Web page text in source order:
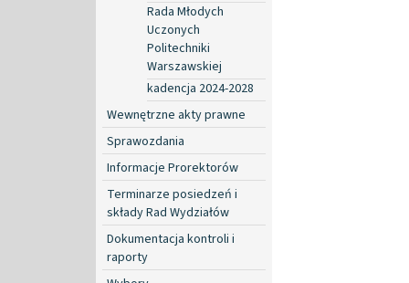
Rada Młodych
Uczonych
Politechniki
Warszawskiej
kadencja 2024-2028
Wewnętrzne akty prawne
Sprawozdania
Informacje Prorektorów
Terminarze posiedzeń i
składy Rad Wydziałów
Dokumentacja kontroli i
raporty